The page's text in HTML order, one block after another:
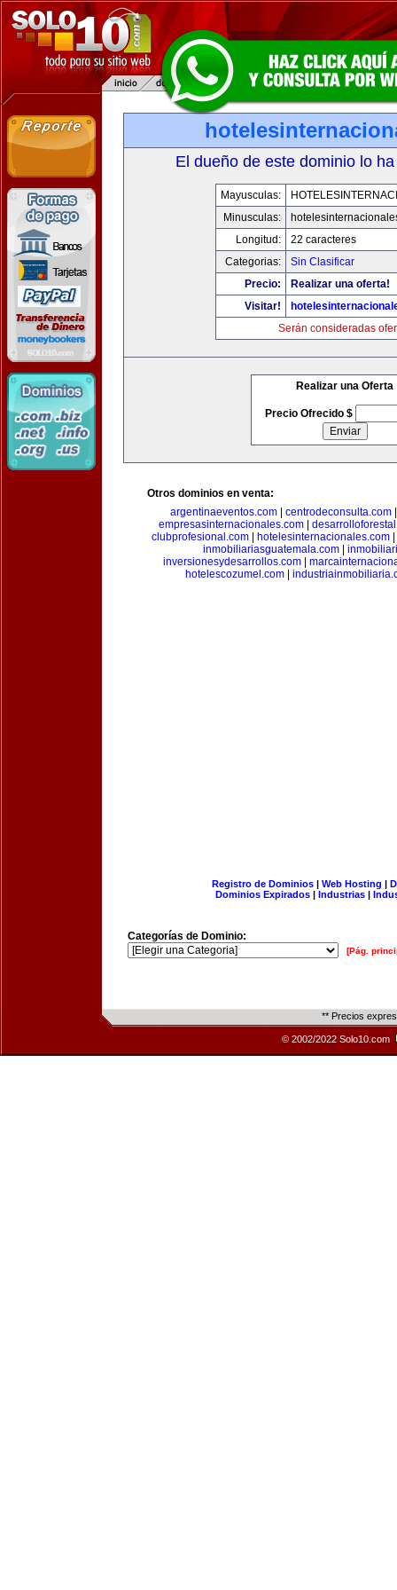
El dueño de este dominio lo
Mayusculas:
Minusculas:
Longitud:
22 caracteres
Categorias:
Sin Clasificar
Precio:
Realizar una oferta!
Visitar!
Serán consideradas
Realizar una Oferta
Precio Ofrecido $
Otros dominios en venta:
argentinaeventos.com| centrodeconsulta.com
empresasinternacionales.com|
clubprofesional.com
hotelesinternacionales.com
inmobiliariasguatemala.com
inversionesydesarrollos.com|
hotelescozumel.com
Registro de Dominios| Web Hosting |
Dominios Expirados | Industrias |
Categorías de Dominio:
[Pág.
** Precios
© 2002/2022 Solo10.com